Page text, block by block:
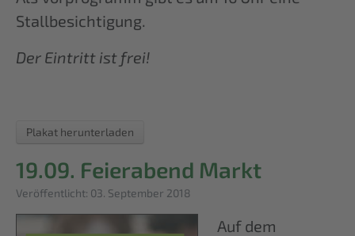
Stallbesichtigung.
Der Eintritt ist frei!
Plakat herunterladen
19.09. Feierabend Markt
Details
Veröffentlicht: 03. September 2018
Auf dem